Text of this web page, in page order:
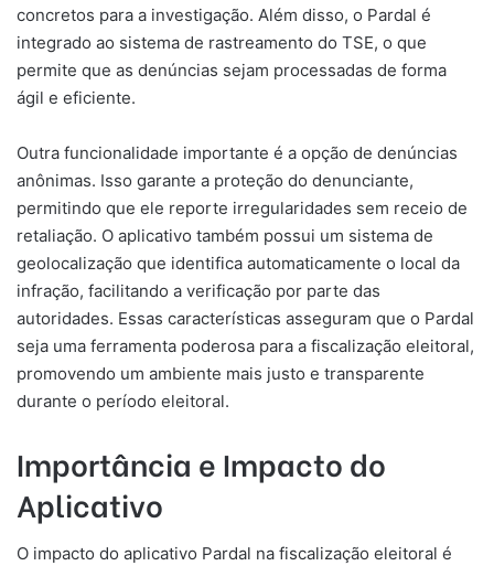
concretos para a investigação. Além disso, o Pardal é
integrado ao sistema de rastreamento do TSE, o que
permite que as denúncias sejam processadas de forma
ágil e eficiente.
Outra funcionalidade importante é a opção de denúncias
anônimas. Isso garante a proteção do denunciante,
permitindo que ele reporte irregularidades sem receio de
retaliação. O aplicativo também possui um sistema de
geolocalização que identifica automaticamente o local da
infração, facilitando a verificação por parte das
autoridades. Essas características asseguram que o Pardal
seja uma ferramenta poderosa para a fiscalização eleitoral,
promovendo um ambiente mais justo e transparente
durante o período eleitoral.
Importância e Impacto do
Aplicativo
O impacto do aplicativo Pardal na fiscalização eleitoral é